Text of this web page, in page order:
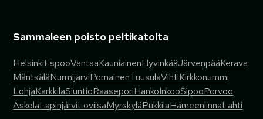
Sammaleen poisto peltikatolta
HelsinkiEspooVantaaKauniainenHyvinkääJärvenpääKerava
MäntsäläNurmijärviPornainenTuusulaVihtiKirkkonummi
LohjaKarkkilaSiuntioRaaseporiHankoInkooSipooPorvoo
AskolaLapinjärviLoviisaMyrskyläPukkilaHämeenlinnaLahti